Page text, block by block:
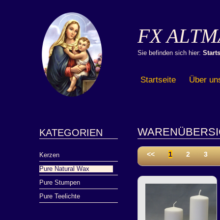
FX
Sie befinden sich hier:
Startseite Über
KATEGORIEN
Kerzen
Pure Natural Wax
Pure Stumpen
Pure Teelichte
<< 1 2 3